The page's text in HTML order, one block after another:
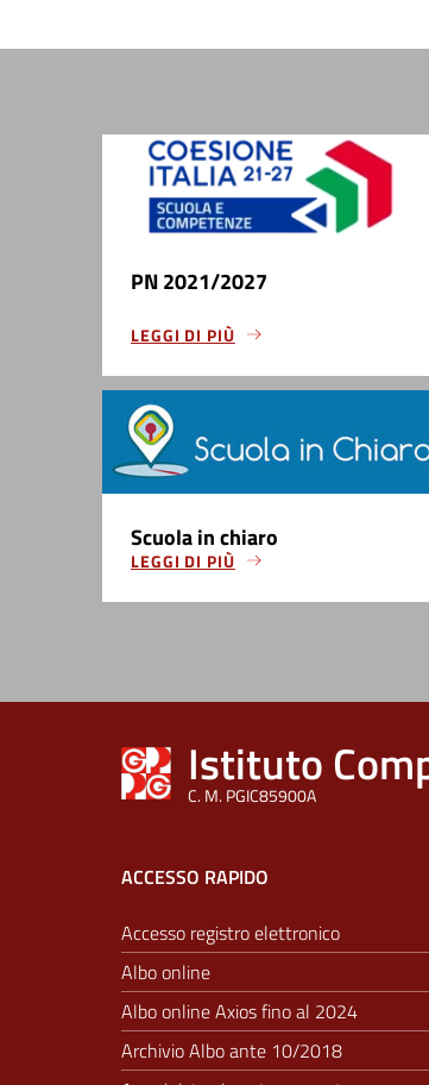
PN 2021/2027
LEGGI DI PIÙ
Scuola in chiaro
LEGGI DI PIÙ
Istituto
C. M. PGIC85900A
ACCESSO RAPIDO
Accesso registro elettronico
Albo online
Albo online Axios fino al 2024
Archivio Albo ante 10/2018